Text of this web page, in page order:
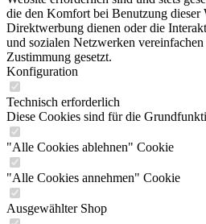
die den Komfort bei Benutzung dieser
Direktwerbung dienen oder die
und sozialen Netzwerken
Zustimmung gesetzt.
Konfiguration
Technisch erforderlich
Diese Cookies sind für die
"Alle Cookies ablehnen" Cookie
"Alle Cookies annehmen" Cookie
Ausgewählter Shop